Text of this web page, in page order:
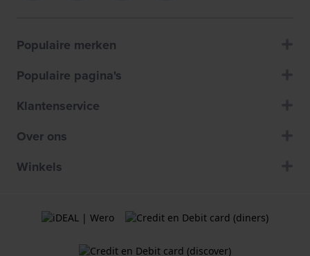
Populaire merken
Populaire pagina's
Klantenservice
Over ons
Winkels